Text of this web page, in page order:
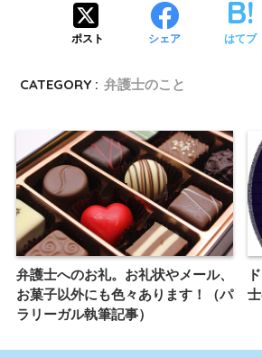
ポスト シェア はてブ
CATEGORY : 弁護士のこと
弁護士へのお礼。お礼状やメール、
お菓子以外にも色々あります！（パ
ラリーガル執筆記事）